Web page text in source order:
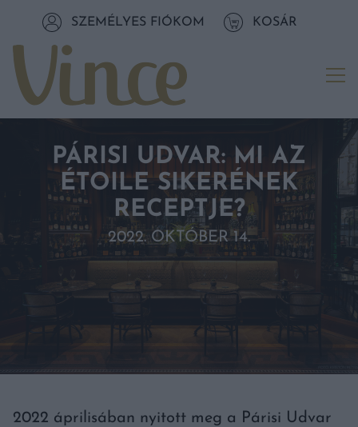
Tovább a tartalomhozSZEMÉLYES FIÓKOM KOSÁR
PÁRISI UDVAR: MI AZ
ÉTOILE SIKERÉNEK
RECEPTJE?
2022. OKTÓBER 14.
2022 áprilisában nyitott meg a Párisi Udvar